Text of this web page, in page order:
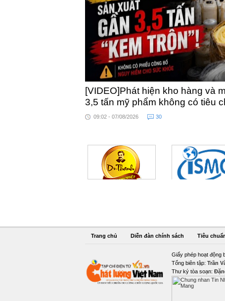
[VIDEO]Phát hiện kho hàng và
3,5 tấn mỹ phẩm không có tiêu
09:02 - 07/08/2026 30
Trang chủ Diễn đàn chính sách Tiêu
Giấy phép hoạt động
Tổng biên tập: Trần
Thư ký tòa soạn: